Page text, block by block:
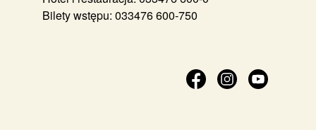
Bilety wstępu: 033476 600-750